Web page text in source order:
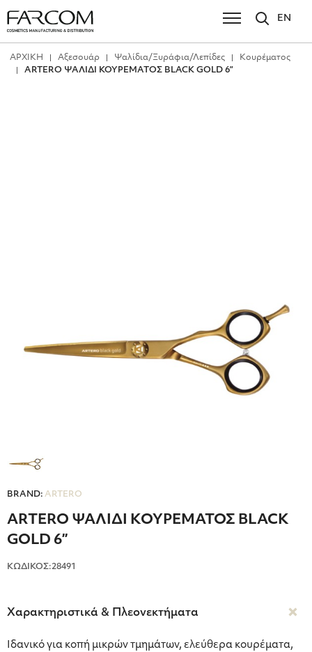
EN
ΑΡΧΙΚΗ Αξεσουάρ Ψαλίδια/Ξυράφια/Λεπίδες
Κουρέματος
ARTERO ΨΑΛΙΔΙ ΚΟΥΡΕΜΑΤΟΣ BLACK GOLD 6”
BRAND: ARTERO
ARTERO ΨΑΛΙΔΙ ΚΟΥΡΕΜΑΤΟΣ BLACK
GOLD 6”
ΚΩΔΙΚΟΣ:28491
Χαρακτηριστικά & Πλεονεκτήματα
Ιδανικό για κοπή μικρών τμημάτων, ελεύθερα κουρέματα,